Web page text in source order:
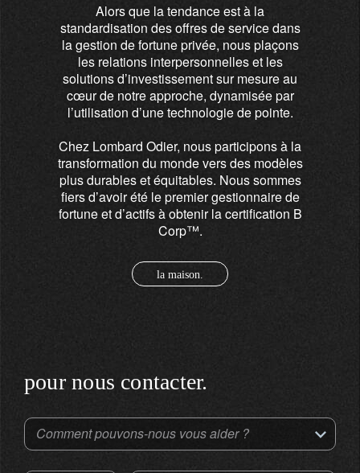
Alors que la tendance est à la
standardisation des offres de service dans
la gestion de fortune privée, nous plaçons
les relations interpersonnelles et les
solutions d’investissement sur mesure au
cœur de notre approche, dynamisée par
l’utilisation d’une technologie de pointe.
Chez Lombard Odier, nous participons à la
transformation du monde vers des modèles
plus durables et équitables. Nous sommes
fiers d’avoir été le premier gestionnaire de
fortune et d’actifs à obtenir la certification B
Corp™.
la maison.
pour nous contacter.
Comment pouvons-nous vous aider ?